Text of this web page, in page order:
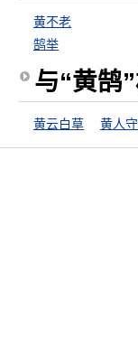
黄不老
鹄举
与“黄鹄
黄云白草 黄人